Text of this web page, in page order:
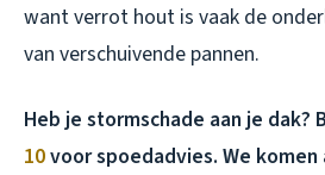
want verrot hout is vaak de
van verschuivende pannen.
Heb je stormschade aan je dak?
10voor spoedadvies. We